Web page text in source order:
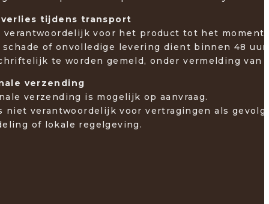
verlies tijdens transport
verantwoordelijk voor het product tot het
schade of onvolledige levering dient binnen 48
te worden gemeld, onder vermelding van
verzending
verzending is mogelijk op aanvraag.
niet verantwoordelijk voor vertragingen als gevolg
of lokale regelgeving.